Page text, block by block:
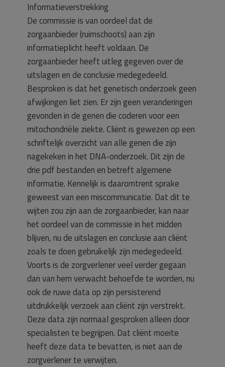
Informatieverstrekking
De commissie is van oordeel dat de
zorgaanbieder (ruimschoots) aan zijn
informatieplicht heeft voldaan. De
zorgaanbieder heeft uitleg gegeven over de
uitslagen en de conclusie medegedeeld.
Besproken is dat het genetisch onderzoek geen
afwijkingen liet zien. Er zijn geen veranderingen
gevonden in de genen die coderen voor een
mitochondriële ziekte. Cliënt is gewezen op een
schriftelijk overzicht van alle genen die zijn
nagekeken in het DNA-onderzoek. Dit zijn de
drie pdf bestanden en betreft algemene
informatie. Kennelijk is daaromtrent sprake
geweest van een miscommunicatie. Dat dit te
wijten zou zijn aan de zorgaanbieder, kan naar
het oordeel van de commissie in het midden
blijven, nu de uitslagen en conclusie aan cliënt
zoals te doen gebruikelijk zijn medegedeeld.
Voorts is de zorgverlener veel verder gegaan
dan van hem verwacht behoefde te worden, nu
ook de ruwe data op zijn persisterend
uitdrukkelijk verzoek aan cliënt zijn verstrekt.
Deze data zijn normaal gesproken alleen door
specialisten te begrijpen. Dat cliënt moeite
heeft deze data te bevatten, is niet aan de
zorgverlener te verwijten.